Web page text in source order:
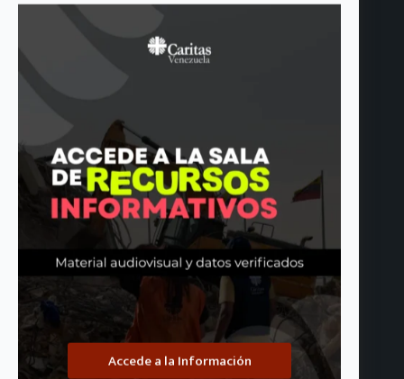
Accede a la Información
Cáritas Italiana y el Episcopado italiano visitan Venezuela para
acompañar la respuesta al doblete sísmico del 24 de junio
agosto 6, 2026